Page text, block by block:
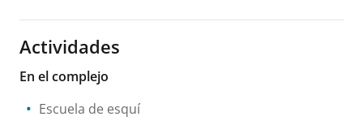
Actividades
En el complejo
Escuela de esquí